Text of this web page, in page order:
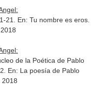
21. En: Tu nombre es eros.
de la Poética de Pablo
En: La poesía de Pablo
2018